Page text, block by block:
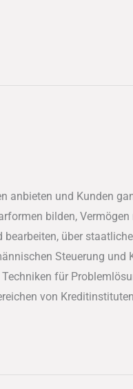
anbieten und Kunden
bilden,
über
Steuerung und
für
von